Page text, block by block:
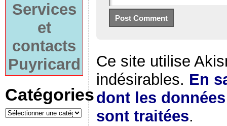
Services
et
contacts
Puyricard
Catégories
Ce site utilise
indésirables. En
dont les
sont traitées.